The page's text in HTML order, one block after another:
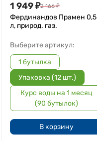
1 949₽2 166 ₽
Фердинандов Прамен 0,5
л, природ. газ.
Выберите артикул:
1 бутылка
Упаковка (12 шт.)
Курс воды на 1 месяц
(90 бутылок)
В корзину